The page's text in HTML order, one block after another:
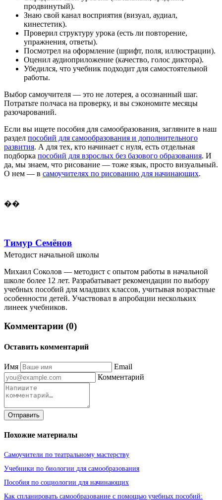
продвинутый).
Знаю свой канал восприятия (визуал, аудиал,
кинестетик).
Проверил структуру урока (есть ли повторение,
упражнения, ответы).
Посмотрел на оформление (шрифт, поля, иллюстрации).
Оценил аудиоприложение (качество, голос диктора).
Убедился, что учебник подходит для самостоятельной
работы.
Выбор самоучителя — это не лотерея, а осознанный шаг.
Потратьте полчаса на проверку, и вы сэкономите месяцы
разочарований.
Если вы ищете пособия для самообразования, загляните в наш
раздел пособий для самообразования и дополнительного
развития. А для тех, кто начинает с нуля, есть отдельная
подборка пособий для взрослых без базового образования. И
да, мы знаем, что рисование — тоже язык, просто визуальный.
О нем — в самоучителях по рисованию для начинающих.
��
Тимур Семёнов
Методист начальной школы
Михаил Соколов — методист с опытом работы в начальной
школе более 12 лет. Разрабатывает рекомендации по выбору
учебных пособий для младших классов, учитывая возрастные
особенности детей. Участвовал в апробации нескольких
линеек учебников.
Комментарии (0)
Оставить комментарий
Имя
Email
Комментарий
Отправить
Похожие материалы
Самоучители по театральному мастерству
Учебники по биологии для самообразования
Пособия по социологии для начинающих
Как спланировать самообразование с помощью учебных пособий: